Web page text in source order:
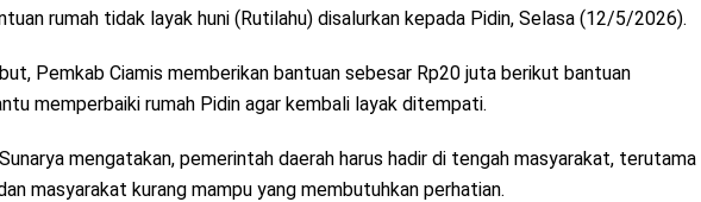
rumah tidak layak huni (Rutilahu) disalurkan kepada Pidin, Selasa (12/5/2026).
Pemkab Ciamis memberikan bantuan sebesar Rp20 juta berikut bantuan
memperbaiki rumah Pidin agar kembali layak ditempati.
mengatakan, pemerintah daerah harus hadir di tengah masyarakat, terutama
masyarakat kurang mampu yang membutuhkan perhatian.